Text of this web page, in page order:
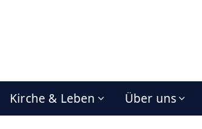
Kirche & Leben Über uns